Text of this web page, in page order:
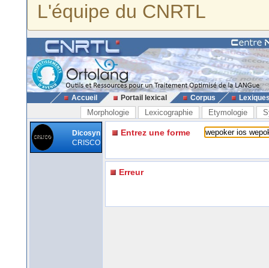
L'équipe du CNRTL
Accueil Portail lexical Corpus
Morphologie Lexicographie Etymologie
Dicosyn
CRISCO
Entrez une forme
Erreur